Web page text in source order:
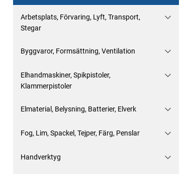
Arbetsplats, Förvaring, Lyft, Transport,
Stegar
Byggvaror, Formsättning, Ventilation
Elhandmaskiner, Spikpistoler,
Klammerpistoler
Elmaterial, Belysning, Batterier, Elverk
Fog, Lim, Spackel, Tejper, Färg, Penslar
Handverktyg